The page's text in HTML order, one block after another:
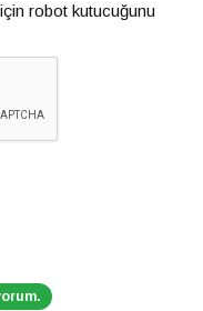
robot kutucuğunu